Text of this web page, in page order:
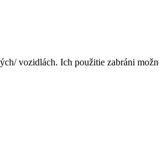
vozidlách. Ich použitie zabráni